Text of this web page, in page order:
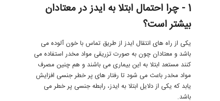
1 - چرا احتمال ابتلا به ایدز در معتادان
بیشتر است؟
یکی از راه های انتقال ایدز از طریق تماس با خون آلوده می
باشد و معتادان چون به صورت تزریقی مواد مخدر استفاده می
کنند مستعد ابتلا به این بیماری می باشند و هم چنین مصرف
مواد مخدر باعث می شود تا رفتار های پر خطر جنسی افزایش
یابد که یکی از دلایل ابتلا به ایدز، رابطه جنسی پر خطر می
باشد.